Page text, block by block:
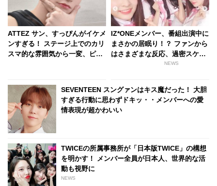
ATTEZ サン、すっぴんがイケメ
ンすぎる！ ステージ上でのカリ
スマ的な雰囲気から一変、ピュ
IZ*ONEメンバー、番組出演中に
まさかの居眠り！？ ファンから
はさまざまな反応、過密スケジ
ュールを心配する声も
NEWS
SEVENTEEN スングァンはキス魔だった！ 大胆
すぎる行動に思わずドキッ・・メンバーへの愛
情表現が超かわいい
TWICEの所属事務所が「日本版TWICE」の構想
を明かす！ メンバー全員が日本人、世界的な活
動も視野に
NEWS